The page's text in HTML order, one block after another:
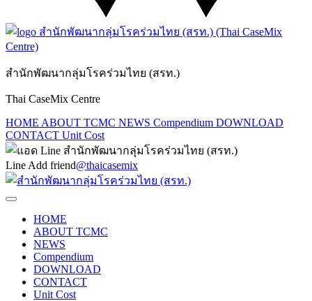
สำนักพัฒนากลุ่มโรคร่วมไทย (สรท.)
Thai CaseMix Centre
HOME ABOUT TCMC NEWS Compendium DOWNLOAD
CONTACT Unit Cost
Line Add friend@thaicasemix
HOME
ABOUT TCMC
NEWS
Compendium
DOWNLOAD
CONTACT
Unit Cost